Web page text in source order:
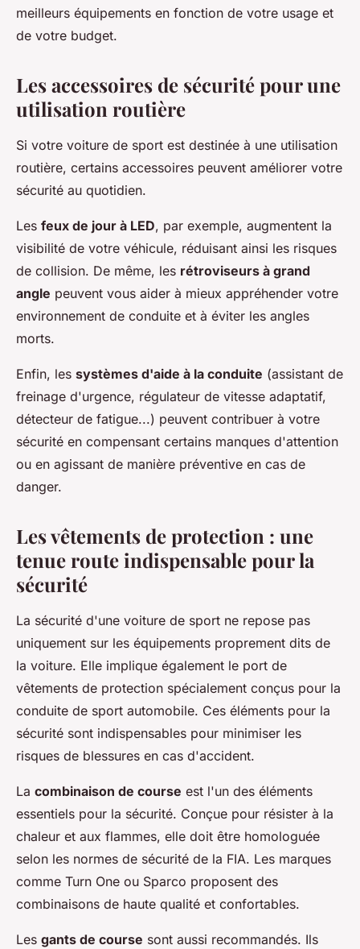
meilleurs équipements en fonction de votre usage et
de votre budget.
Les accessoires de sécurité pour une
utilisation routière
Si votre voiture de sport est destinée à une utilisation
routière, certains accessoires peuvent améliorer votre
sécurité au quotidien.
Les feux de jour à LED, par exemple, augmentent la
visibilité de votre véhicule, réduisant ainsi les risques
de collision. De même, les rétroviseurs à grand
angle peuvent vous aider à mieux appréhender votre
environnement de conduite et à éviter les angles
morts.
Enfin, les systèmes d'aide à la conduite (assistant de
freinage d'urgence, régulateur de vitesse adaptatif,
détecteur de fatigue...) peuvent contribuer à votre
sécurité en compensant certains manques d'attention
ou en agissant de manière préventive en cas de
danger.
Les vêtements de protection : une
tenue route indispensable pour la
sécurité
La sécurité d'une voiture de sport ne repose pas
uniquement sur les équipements proprement dits de
la voiture. Elle implique également le port de
vêtements de protection spécialement conçus pour la
conduite de sport automobile. Ces éléments pour la
sécurité sont indispensables pour minimiser les
risques de blessures en cas d'accident.
La combinaison de course est l'un des éléments
essentiels pour la sécurité. Conçue pour résister à la
chaleur et aux flammes, elle doit être homologuée
selon les normes de sécurité de la FIA. Les marques
comme Turn One ou Sparco proposent des
combinaisons de haute qualité et confortables.
Les gants de course sont aussi recommandés. Ils